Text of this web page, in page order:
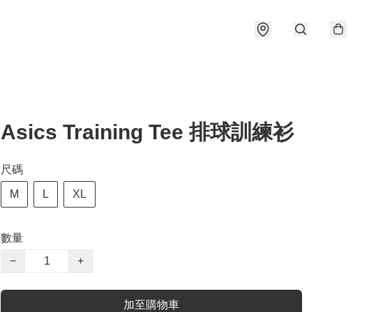
Asics Training Tee 排球訓練衫
尺碼
M L XL
數量
−
+
加至購物車